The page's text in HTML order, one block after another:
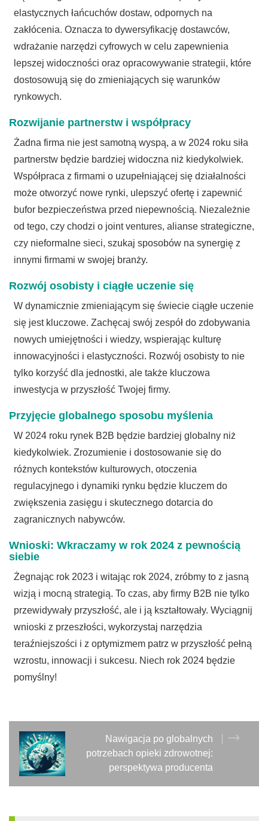
elastycznych łańcuchów dostaw, odpornych na
zakłócenia. Oznacza to dywersyfikację dostawców,
wdrażanie narzędzi cyfrowych w celu zapewnienia
lepszej widoczności oraz opracowywanie strategii, które
dostosowują się do zmieniających się warunków
rynkowych.
Rozwijanie partnerstw i współpracy
Żadna firma nie jest samotną wyspą, a w 2024 roku siła
partnerstw będzie bardziej widoczna niż kiedykolwiek.
Współpraca z firmami o uzupełniającej się działalności
może otworzyć nowe rynki, ulepszyć ofertę i zapewnić
bufor bezpieczeństwa przed niepewnością. Niezależnie
od tego, czy chodzi o joint ventures, alianse strategiczne,
czy nieformalne sieci, szukaj sposobów na synergię z
innymi firmami w swojej branży.
Rozwój osobisty i ciągłe uczenie się
W dynamicznie zmieniającym się świecie ciągłe uczenie
się jest kluczowe. Zachęcaj swój zespół do zdobywania
nowych umiejętności i wiedzy, wspierając kulturę
innowacyjności i elastyczności. Rozwój osobisty to nie
tylko korzyść dla jednostki, ale także kluczowa
inwestycja w przyszłość Twojej firmy.
Przyjęcie globalnego sposobu myślenia
W 2024 roku rynek B2B będzie bardziej globalny niż
kiedykolwiek. Zrozumienie i dostosowanie się do
różnych kontekstów kulturowych, otoczenia
regulacyjnego i dynamiki rynku będzie kluczem do
zwiększenia zasięgu i skutecznego dotarcia do
zagranicznych nabywców.
Wnioski: Wkraczamy w rok 2024 z pewnością
siebie
Żegnając rok 2023 i witając rok 2024, zróbmy to z jasną
wizją i mocną strategią. To czas, aby firmy B2B nie tylko
przewidywały przyszłość, ale i ją kształtowały. Wyciągnij
wnioski z przeszłości, wykorzystaj narzędzia
teraźniejszości i z optymizmem patrz w przyszłość pełną
wzrostu, innowacji i sukcesu. Niech rok 2024 będzie
pomyślny!
Nawigacja po globalnych
potrzebach opieki zdrowotnej:
perspektywa producenta